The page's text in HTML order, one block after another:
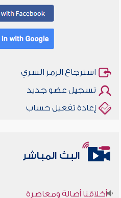
استرجاع الرمز السري
تسجيل عضو جديد
إعادة تفعيل حساب
البث المباشر
أخلاقنا أصالة ومعاصرة